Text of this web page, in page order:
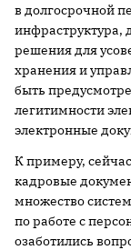
в долгосрочной
инфраструктура,
решения для
хранения и
быть
легитимности
электронные
К примеру,
кадровые
множество
по работе с
озаботились